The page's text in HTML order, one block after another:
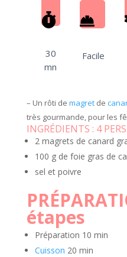
30
mn
Facile
– Un rôti de magretde
très gourmande, pour les
INGRÉDIENTS : 4 PERS.
2 magrets de canard
100 g de foie gras de
sel et poivre
étapes
Préparation 10 min
Cuisson 20 min